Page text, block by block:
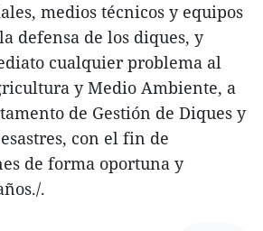
medios técnicos y equipos
defensa de los diques, y
cualquier problema al
y Medio Ambiente, a
de Gestión de Diques y
con el fin de
de forma oportuna y
.